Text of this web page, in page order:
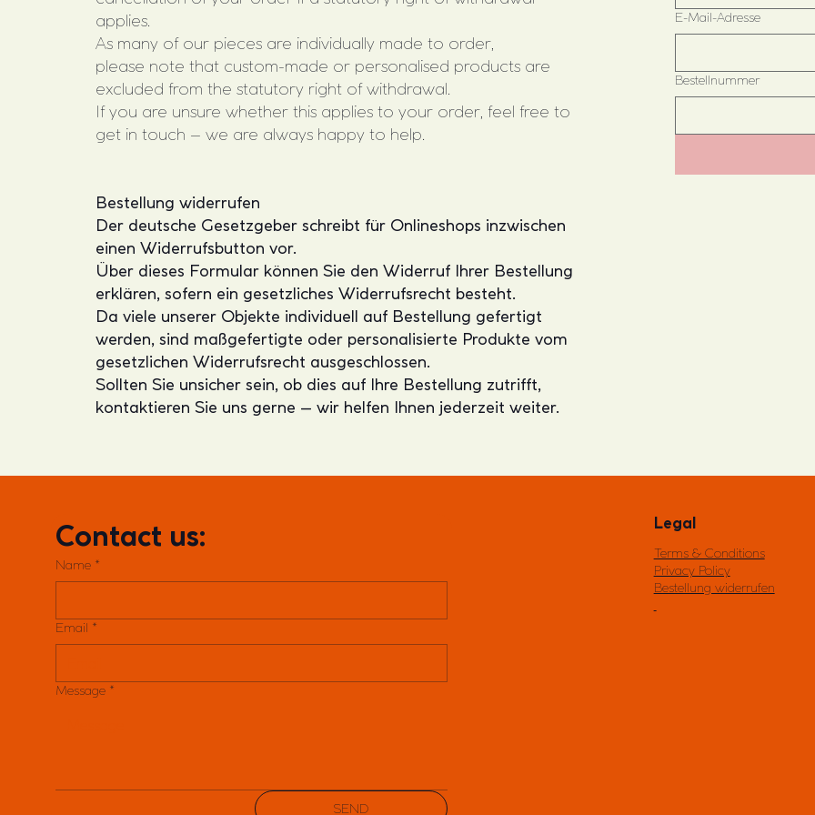
applies.
As many of our pieces are individually made to order,
please note that custom-made or personalised products are
excluded from the statutory right of withdrawal.
If you are unsure whether this applies to your order, feel free to
get in touch – we are always happy to help.
Bestellung widerrufen
Der deutsche Gesetzgeber schreibt für Onlineshops inzwischen
einen Widerrufsbutton vor.
Über dieses Formular können Sie den Widerruf Ihrer Bestellung
erklären, sofern ein gesetzliches Widerrufsrecht besteht.
Da viele unserer Objekte individuell auf Bestellung gefertigt
werden, sind maßgefertigte oder personalisierte Produkte vom
gesetzlichen Widerrufsrecht ausgeschlossen.
Sollten Sie unsicher sein, ob dies auf Ihre Bestellung zutrifft,
kontaktieren Sie uns gerne – wir helfen Ihnen jederzeit weiter.
E-Mail-Adresse
Bestellnummer
Contact us:
Name *
Email *
Message *
SEND
Legal
Terms & Conditions
Privacy Policy
Bestellung widerrufen